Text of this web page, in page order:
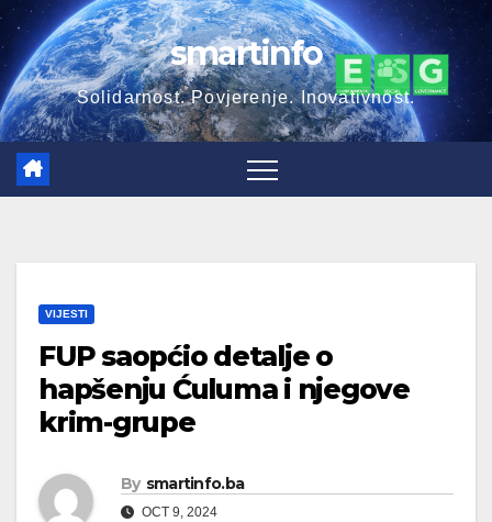
Skip
to
content
smartinfo
Solidarnost. Povjerenje. Inovativnost.
VIJESTI
FUP saopćio detalje o
hapšenju Ćuluma i njegove
krim-grupe
By smartinfo.ba
OCT 9, 2024